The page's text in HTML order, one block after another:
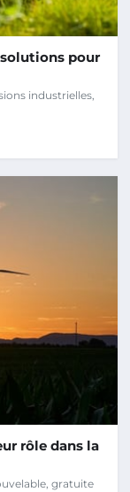
pour
industrielles,
rôle dans la
gratuite